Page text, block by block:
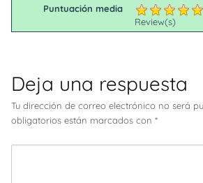
Puntuación media
Review(s)
Deja una respuesta
Tu dirección de correo electrónico no será
obligatorios están marcados con *